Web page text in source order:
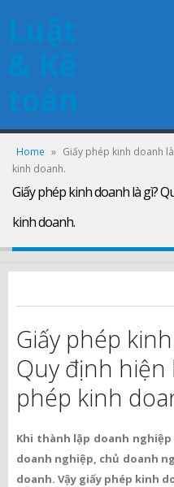
Luật
& Kế
toán
Home » Giấy phép kinh doanh
kinh doanh.
Giấy phép kinh doanh là gì?
kinh doanh.
Giấy phép
Quy định hiện
phép kinh
Khi thành lập doanh
doanh nghiệp, chủ doanh
doanh. Vậy giấy phép kinh